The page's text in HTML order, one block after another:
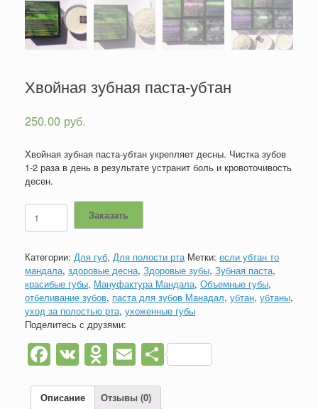
Хвойная зубная паста-убтан
250.00 руб.
Хвойная зубная паста-убтан укрепляет десны. Чистка зубов
1-2 раза в день в результате устранит боль и кровоточивость
десен.
Количество
товара
Хвойная
паста-
убтан
Заказать
Категории: Для губ, Для полости рта Метки: если убтан то
мандала, здоровые десна, Здоровые зубы, Зубная паста,
красибые губы, Мануфактура Мандала, Объемные губы,
отбеливание зубов, паста для зубов Манадал, убтан, убтаны,
уход за полостью рта, ухоженные губы
Поделитесь с друзями:
Facebook
VKOdnoklassniki
EmailОтправить
Описание Отзывы (0)